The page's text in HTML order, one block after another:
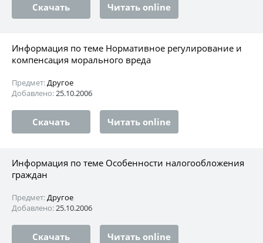
Скачать Читать online
Информация по теме Нормативное регулирование и
компенсация морального вреда
Предмет:Другое
Добавлено:25.10.2006
Скачать Читать online
Информация по теме Особенности налогообложения
граждан
Предмет:Другое
Добавлено:25.10.2006
Скачать Читать online